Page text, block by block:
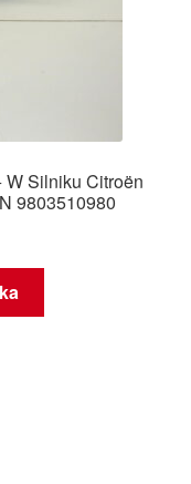
W Silniku Citroën
9803510980